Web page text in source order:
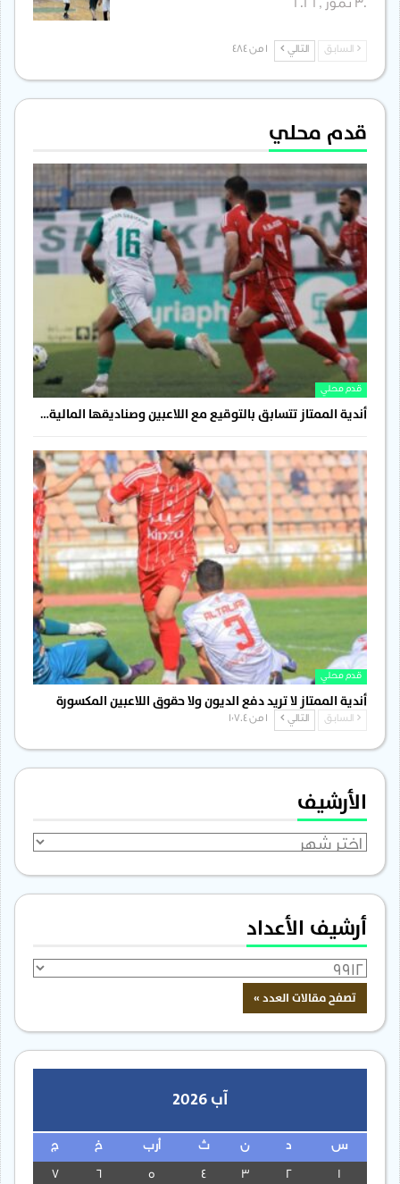
30 تموز , 2026
السابق التالي
قدم محلي
قدم محلي
أندية الممتاز تتسابق بالتوقيع مع اللاعبين وصناديقها المالية…
قدم محلي
أندية الممتاز لا تريد دفع الديون ولا حقوق اللاعبين المكسورة
السابق التالي
الأرشيف
الأرشيف
أرشيف الأعداد
آب 2026
س ن ث أرب خ ج
3